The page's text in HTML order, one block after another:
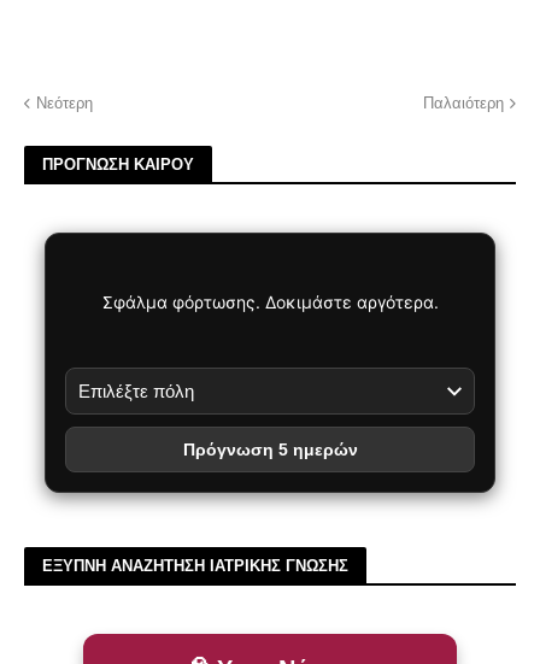
Νεότερη Παλαιότερη
ΠΡΟΓΝΩΣΗ ΚΑΙΡΟΥ
Σφάλμα φόρτωσης. Δοκιμάστε αργότερα.
Πρόγνωση 5 ημερών
ΕΞΥΠΝΗ ΑΝΑΖΗΤΗΣΗ ΙΑΤΡΙΚΗΣ ΓΝΩΣΗΣ